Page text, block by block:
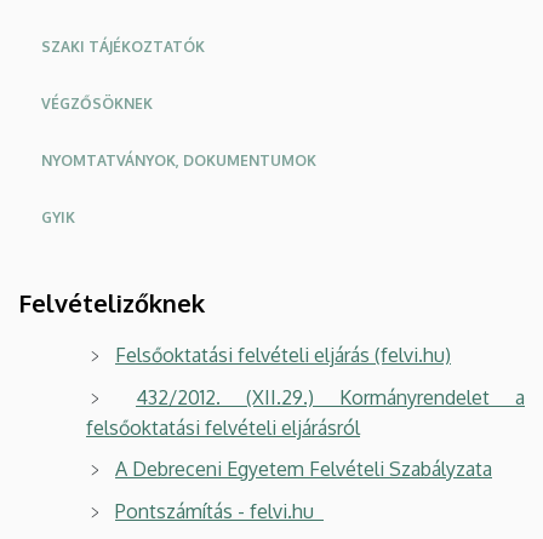
SZAKI TÁJÉKOZTATÓK
VÉGZŐSÖKNEK
NYOMTATVÁNYOK, DOKUMENTUMOK
GYIK
Felvételizőknek
Felsőoktatási felvételi eljárás (felvi.hu)
432/2012. (XII.29.) Kormányrendelet a
felsőoktatási felvételi eljárásról
A Debreceni Egyetem Felvételi Szabályzata
Pontszámítás - felvi.hu